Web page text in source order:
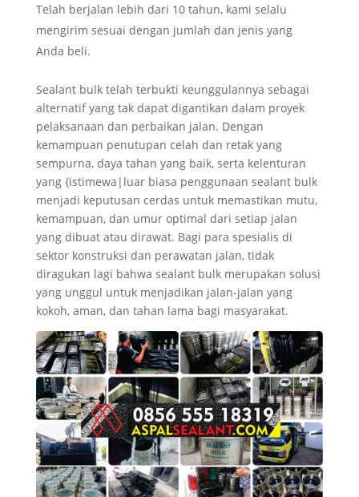
Telah berjalan lebih dari 10 tahun, kami selalu
mengirim sesuai dengan jumlah dan jenis yang
Anda beli.
Sealant bulk telah terbukti keunggulannya sebagai
alternatif yang tak dapat digantikan dalam proyek
pelaksanaan dan perbaikan jalan. Dengan
kemampuan penutupan celah dan retak yang
sempurna, daya tahan yang baik, serta kelenturan
yang {istimewa|luar biasa penggunaan sealant bulk
menjadi keputusan cerdas untuk memastikan mutu,
kemampuan, dan umur optimal dari setiap jalan
yang dibuat atau dirawat. Bagi para spesialis di
sektor konstruksi dan perawatan jalan, tidak
diragukan lagi bahwa sealant bulk merupakan solusi
yang unggul untuk menjadikan jalan-jalan yang
kokoh, aman, dan tahan lama bagi masyarakat.